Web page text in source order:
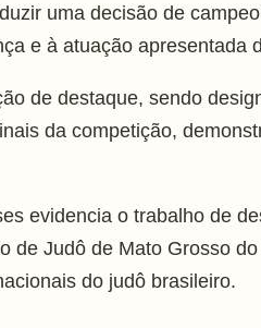
uma decisão de
e à atuação apresentada
de destaque, sendo
da competição,
evidencia o trabalho de
de Judô de Mato Grosso
do judô brasileiro.